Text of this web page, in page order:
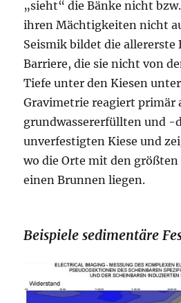
„sieht“ die Bänke nicht
ihren Mächtigkeiten nicht
Seismik bildet die allererste
Barriere, die sie nicht von
Tiefe unter den Kiesen
Gravimetrie reagiert primär
grundwassererfüllten und -
unverfestigten Kiese und
wo die Orte mit den
einen Brunnen liegen.
Beispiele sedimentäre